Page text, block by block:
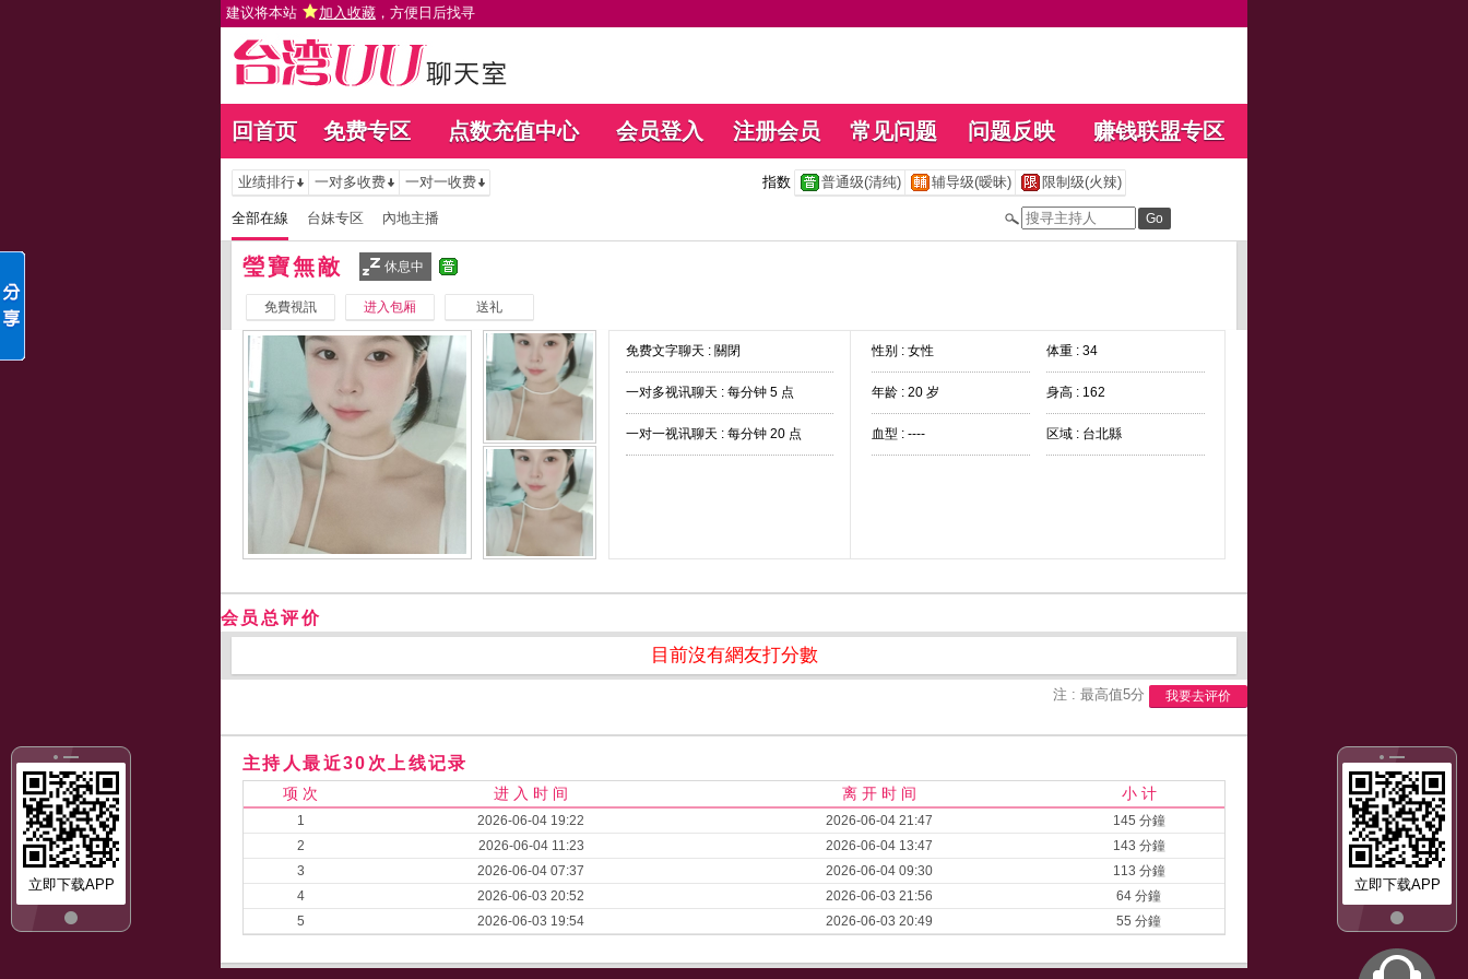
建议将本站 加入收藏 ，方便日后找寻
回首页 免费专区 点数充值中心 会员登入 注册会员 常见问题 问题反映 赚钱联盟专区
立即下载APP
立即下载APP
业绩排行 一对多收费 一对一收费 指数 普通级(清纯) 辅导级(暧昧) 限制级(火辣)
全部在線 台妹专区 內地主播
瑩寶無敵 休息中
免費視訊 进入包厢 送礼
免费文字聊天 : 關閉
一对多视讯聊天 : 每分钟 5 点
一对一视讯聊天 : 每分钟 20 点
性别 : 女性 体重 : 34
年龄 : 20 岁 身高 : 162
血型 : ---- 区域 : 台北縣
会员总评价
目前沒有網友打分數
注 : 最高值5分 我要去评价
主持人最近30次上线记录
项 次 进 入 时 间 离 开 时 间 小 计
1 2026-06-04 19:22 2026-06-04 21:47
145 分鐘
2
2026-06-04 11:23 2026-06-04 13:47
143 分鐘
3
2026-06-04 07:37 2026-06-04 09:30
113 分鐘
4
2026-06-03 20:52 2026-06-03 21:56
64 分鐘
5
2026-06-03 19:54 2026-06-03 20:49 55 分鐘